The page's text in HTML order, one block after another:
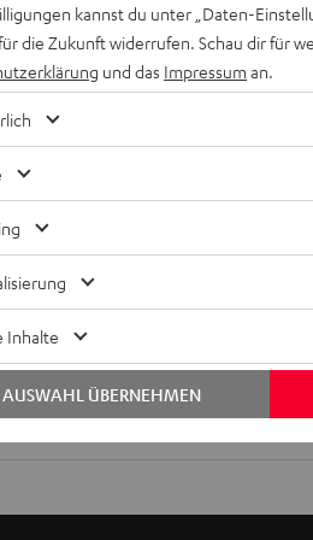
kannst du unter „Daten-
die Zukunft widerrufen. Schau dir für
und das Impressum an.
Inhalte
AUSWAHL ÜBERNEHMEN